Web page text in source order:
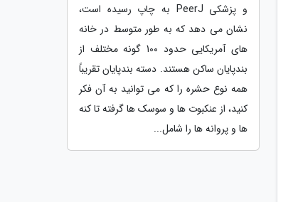
و پزشکی PeerJ به چاپ رسیده است،
نشان می دهد که به طور متوسط در خانه
های آمریکایی حدود 100 گونه مختلف از
بندپایان ساکن هستند. دسته بندپایان تقریباً
همه نوع حشره را که می توانید به آن فکر
کنید، از عنکبوت ها و سوسک ها گرفته تا کنه
ها و پروانه ها را شامل...